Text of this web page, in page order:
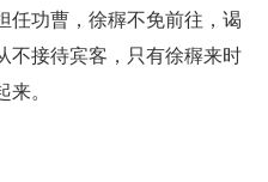
任功曹，徐稺不免前往，谒
不接待宾客，只有徐稺来时
。